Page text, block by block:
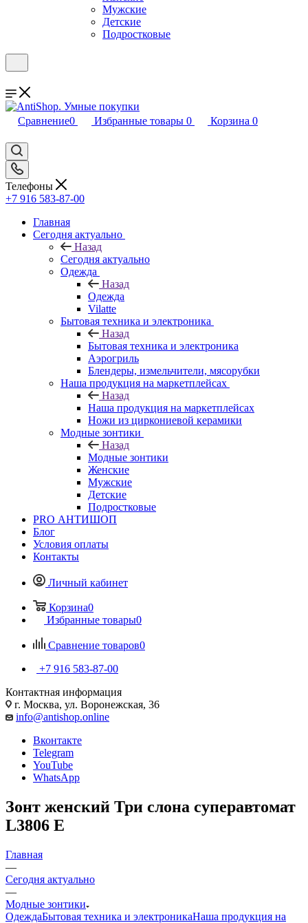
Мужские
Детские
Подростковые
Сравнение0 Избранные товары 0 Корзина 0
Телефоны
+7 916 583-87-00
Главная
Сегодня актуально
Назад
Сегодня актуально
Одежда
Назад
Одежда
Vilatte
Бытовая техника и электроника
Назад
Бытовая техника и электроника
Аэрогриль
Блендеры, измельчители, мясорубки
Наша продукция на маркетплейсах
Назад
Наша продукция на маркетплейсах
Ножи из циркониевой керамики
Модные зонтики
Назад
Модные зонтики
Женские
Мужские
Детские
Подростковые
PRO АНТИШОП
Блог
Условия оплаты
Контакты
Личный кабинет
Корзина0
Избранные товары0
Сравнение товаров0
+7 916 583-87-00
Контактная информация
г. Москва, ул. Воронежская, 36
info@antishop.online
Вконтакте
Telegram
YouTube
WhatsApp
Зонт женский Три слона суперавтомат
L3806 E
Главная
—
Сегодня актуально
—
Модные зонтики
ОдеждаБытовая техника и электроникаНаша продукция на